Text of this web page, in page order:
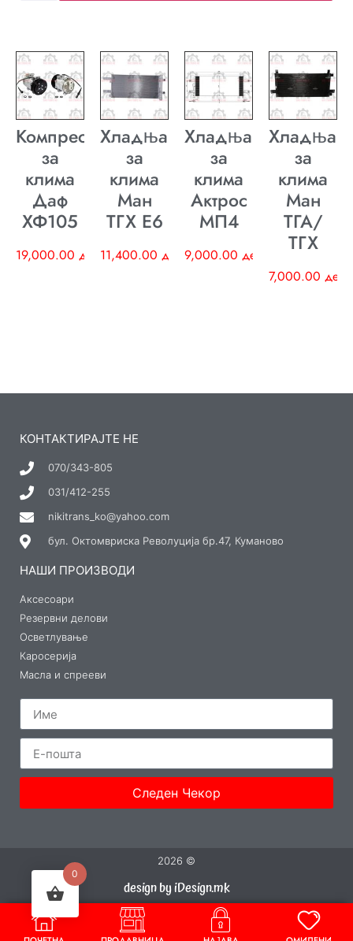
Компресор
за
клима
Даф
ХФ105
19,000.00 ден
Хладњак
за
клима
Ман
ТГХ E6
11,400.00 ден
Хладњак
за
клима
Актрос
МП4
9,000.00 ден
Хладњак
за
клима
Ман
ТГА/
ТГХ
7,000.00 ден
КОНТАКТИРАЈТЕ НЕ
070/343-805
031/412-255
nikitrans_ko@yahoo.com
бул. Октомвриска Револуција бр.47, Куманово
НАШИ ПРОИЗВОДИ
Аксесоари
Резервни делови
Осветлување
Каросерија
Масла и спрееви
Следен Чекор
2026 ©
design by iDesign.mk
0